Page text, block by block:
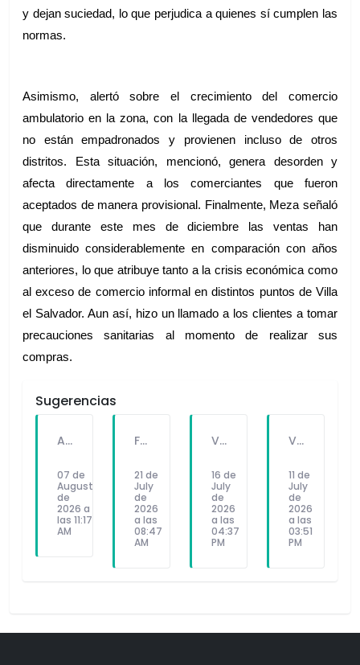
y dejan suciedad, lo que perjudica a quienes sí cumplen las
normas.
Asimismo, alertó sobre el crecimiento del comercio
ambulatorio en la zona, con la llegada de vendedores que
no están empadronados y provienen incluso de otros
distritos. Esta situación, mencionó, genera desorden y
afecta directamente a los comerciantes que fueron
aceptados de manera provisional. Finalmente, Meza señaló
que durante este mes de diciembre las ventas han
disminuido considerablemente en comparación con años
anteriores, lo que atribuye tanto a la crisis económica como
al exceso de comercio informal en distintos puntos de Villa
el Salvador. Aun así, hizo un llamado a los clientes a tomar
precauciones sanitarias al momento de realizar sus
compras.
Sugerencias
A PEDIDO DEL PÚBLICO: "SEX Y DINERO" EL NUEVO SINGLE DE FATKINGBULLA
07 de
August
de
2026 a
las 11:17
AM
FALLECE FORTUNATO CHUQUITAYPE ANDRADE, “EL CHOLO”, REFERENTE DE LA SOLIDARIDAD Y LA CULTURA EN VILLA EL SALVADOR
21 de
July
de
2026
a las
08:47
AM
VILLA EL SALVADOR RECIBE A ANA CORREA PARA PRESENTAR LIBRO SOBRE MEMORIA, TEATRO Y RESISTENCIA DURANTE EL CONFLICTO ARMADO INTERNO.
16 de
July
de
2026
a las
04:37
PM
VILLA EL SALVADOR: EL ALCALDE GUIDO IÑIGO PERALTA PRIORIZÓ CONCIERTO DE SOMOS PERÚ Y NO ASISTIÓ AL DESFILE ESCOLAR CÍVICO CULTURAL 2026
11 de
July
de
2026
a las
03:51
PM